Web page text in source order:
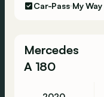
Car-Pass My Way
Mercedes
A 180